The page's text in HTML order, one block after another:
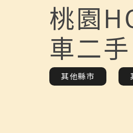
桃園
車二手
其他縣市